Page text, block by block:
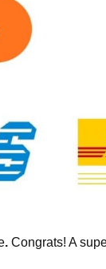
. Congrats! A